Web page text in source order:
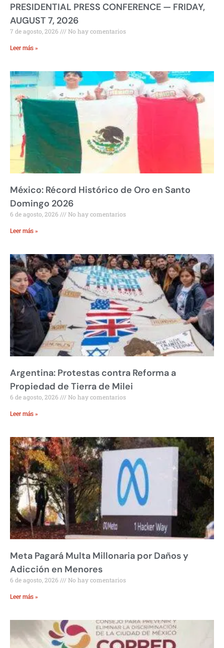
PRESIDENTIAL PRESS CONFERENCE — FRIDAY,
AUGUST 7, 2026
7 de agosto, 2026 No hay comentarios
Leer más »
México: Récord Histórico de Oro en Santo
Domingo 2026
6 de agosto, 2026 No hay comentarios
Leer más »
Argentina: Protestas contra Reforma a
Propiedad de Tierra de Milei
6 de agosto, 2026 No hay comentarios
Leer más »
Meta Pagará Multa Millonaria por Daños y
Adicción en Menores
6 de agosto, 2026 No hay comentarios
Leer más »